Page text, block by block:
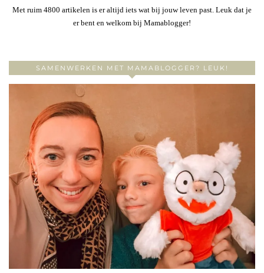
Met ruim 4800 artikelen is er altijd iets wat bij jouw leven past. Leuk dat je
er bent en welkom bij Mamablogger!
SAMENWERKEN MET MAMABLOGGER? LEUK!